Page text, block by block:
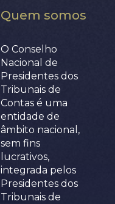
Quem somos
O Conselho
Nacional de
Presidentes dos
Tribunais de
Contas é uma
entidade de
âmbito nacional,
sem fins
lucrativos,
integrada pelos
Presidentes dos
Tribunais de